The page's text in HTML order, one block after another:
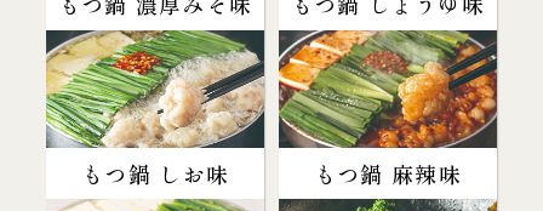
もつ鍋 しお味 もつ鍋 麻辣味